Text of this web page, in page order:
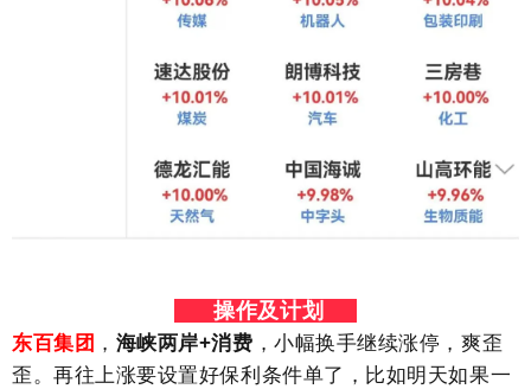
操作及计划
东百集团 ， 海峡两岸+消费 ，小幅换手继续涨停，爽歪
歪。再往上涨要设置好保利条件单了，比如明天如果一